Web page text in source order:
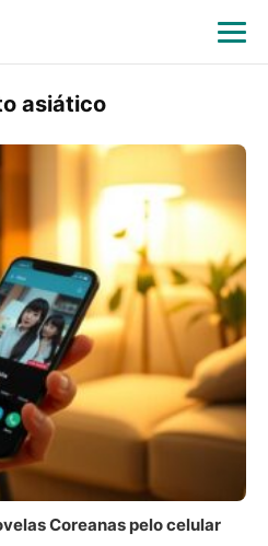
asiático
Coreanas pelo celular